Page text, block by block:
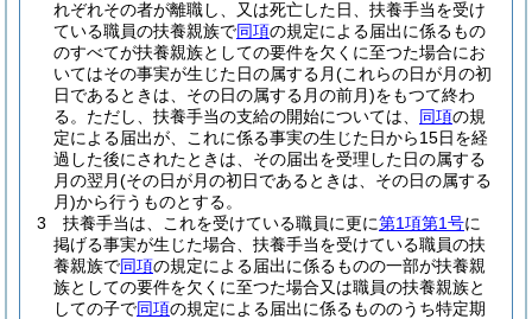
れぞれその者が離職し、又は死亡した日、扶養手当を受け
ている職員の扶養親族で同項の規定による届出に係るもの
のすべてが扶養親族としての要件を欠くに至つた場合にお
いてはその事実が生じた日の属する月(これらの日が月の初
日であるときは、その日の属する月の前月)をもつて終わ
る。 ただし、扶養手当の支給の開始については、 同項の規
定による届出が、これに係る事実の生じた日から15日を経
過した後にされたときは、その届出を受理した日の属する
月の翌月(その日が月の初日であるときは、その日の属する
月)から行うものとする。
3
扶養手当は、これを受けている職員に更に第1項第1号に
掲げる事実が生じた場合、扶養手当を受けている職員の扶
養親族で同項の規定による届出に係るものの一部が扶養親
族としての要件を欠くに至つた場合又は職員の扶養親族と
しての子で同項の規定による届出に係るもののうち特定期